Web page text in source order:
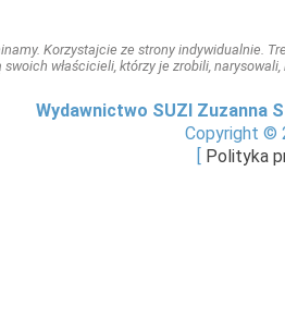
Korzystajcie ze strony indywidualnie.
właścicieli, którzy je zrobili,
Wydawnictwo SUZI Zuzanna
Copyright ©
Polityka